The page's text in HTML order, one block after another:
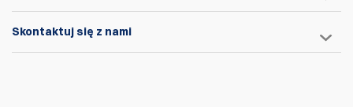
Skontaktuj się z nami